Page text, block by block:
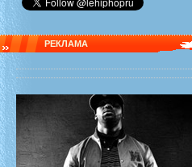
РЕКЛАМА